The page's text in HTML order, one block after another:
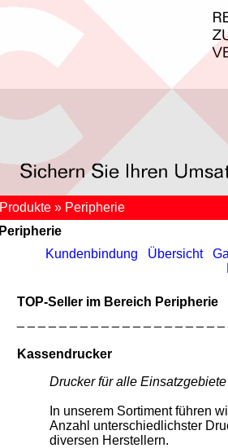
Produkte » Peripherie
Peripherie
Kundenbindung
Übersicht
TOP-Seller im Bereich Peripherie
Kassendrucker
Drucker für alle Einsatzgebiete
In unserem Sortiment führen
Anzahl unterschiedlichster
diversen Herstellern.